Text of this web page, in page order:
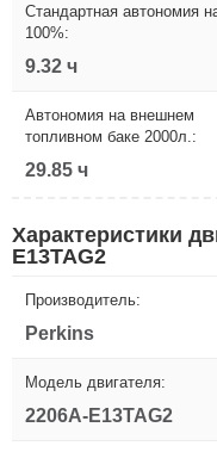
Стандартная автономия
100%:
9.32 ч
Автономия на внешнем
топливном баке 2000л.:
29.85 ч
Характеристики
E13TAG2
Производитель:
Perkins
Модель двигателя:
2206A-E13TAG2